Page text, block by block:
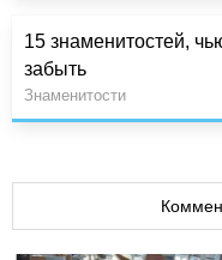
15 знаменитостей,
забыть
Знаменитости